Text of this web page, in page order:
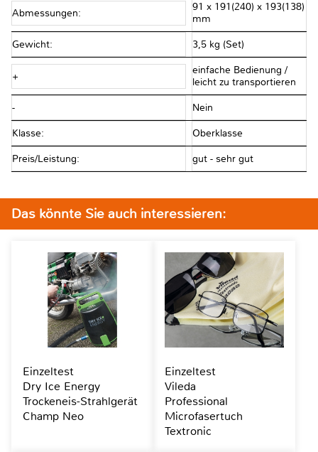
Abmessungen:
91 x 191(240) x 193(138)
mm
Gewicht: 3,5 kg (Set)
+
einfache Bedienung /
leicht zu transportieren
- Nein
Klasse: Oberklasse
Preis/Leistung: gut - sehr gut
Das könnte Sie auch interessieren:
Einzeltest
Dry Ice Energy
Trockeneis-Strahlgerät
Champ Neo
Einzeltest
Vileda
Professional
Microfasertuch
Textronic